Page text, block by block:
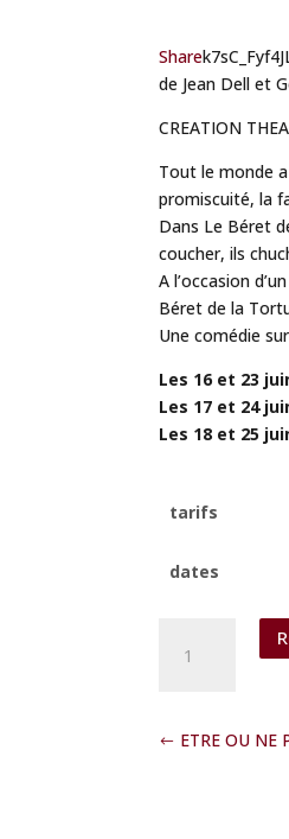
Share
de Jean Dell et
CREATION
Tout le monde
promiscuité, la
Dans Le Béret
coucher, ils
A l’occasion
Béret de la
Une comédie
Les 16 et 23
Les 17 et 24
Les 18 et 25
tarifs
dates
DE ETRE OU NE